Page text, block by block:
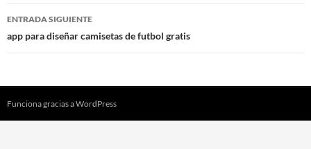
entradas
ENTRADA SIGUIENTE
app para diseñar camisetas de futbol gratis
Funciona gracias a WordPress